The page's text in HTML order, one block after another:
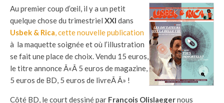
Au premier coup d’œil, il y a un petit
quelque chose du trimestriel XXI dans
Usbek & Rica , cette nouvelle publication
à la maquette soignée et où l’illustration
se fait une place de choix. Vendu 15 euros,
le titre annonce Â«Â 5 euros de magazine,
5 euros de BD, 5 euros de livreÂ Â» !
Côté BD, le court dessiné par François Olislaegernous